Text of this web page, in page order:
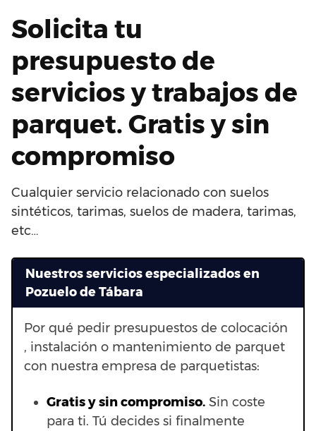
Solicita tu
presupuesto de
servicios y trabajos de
parquet. Gratis y sin
compromiso
Cualquier servicio relacionado con suelos
sintéticos, tarimas, suelos de madera, tarimas,
etc…
Nuestros servicios especializados en
Pozuelo de Tábara
Por qué pedir presupuestos de colocación
, instalación o mantenimiento de parquet
con nuestra empresa de parquetistas:
Gratis y sin compromiso. Sin coste
para ti. Tú decides si finalmente